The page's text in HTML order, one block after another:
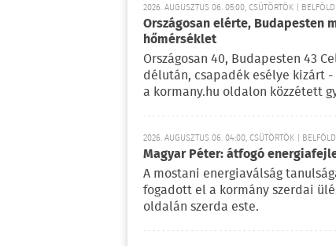
2026. AUGUSZTUS 06. 05:00, CSÜTÖRTÖK | BELFÖLD
Országosan elérte, Budapesten
hőmérséklet
Országosan 40, Budapesten 43
délután, csapadék esélye kizárt
a kormany.hu oldalon közzétett
2026. AUGUSZTUS 06. 04:00, CSÜTÖRTÖK | BELFÖLD
Magyar Péter: átfogó
A mostani energiaválság
fogadott el a kormány szerdai
oldalán szerda este.